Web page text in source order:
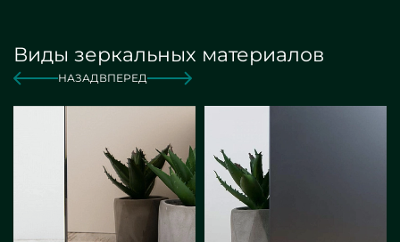
Виды зеркальных материалов
НАЗАДВПЕРЕД